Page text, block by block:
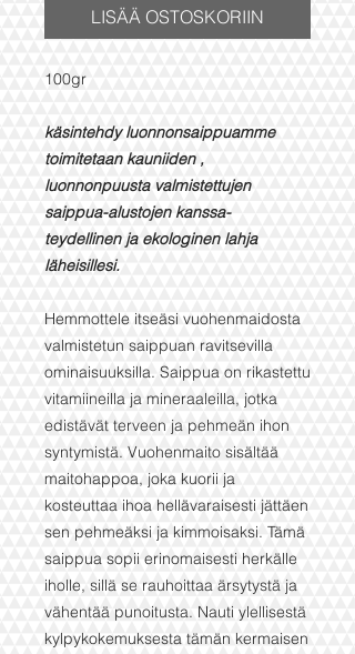
LISÄÄ OSTOSKORIIN
100gr
käsintehdy luonnonsaippuamme
toimitetaan kauniiden ,
luonnonpuusta valmistettujen
saippua-alustojen kanssa-
teydellinen ja ekologinen lahja
läheisillesi.
Hemmottele itseäsi vuohenmaidosta
valmistetun saippuan ravitsevilla
ominaisuuksilla. Saippua on rikastettu
vitamiineilla ja mineraaleilla, jotka
edistävät terveen ja pehmeän ihon
syntymistä. Vuohenmaito sisältää
maitohappoa, joka kuorii ja
kosteuttaa ihoa hellävaraisesti jättäen
sen pehmeäksi ja kimmoisaksi. Tämä
saippua sopii erinomaisesti herkälle
iholle, sillä se rauhoittaa ärsytystä ja
vähentää punoitusta. Nauti ylellisestä
kylpykokemuksesta tämän kermaisen